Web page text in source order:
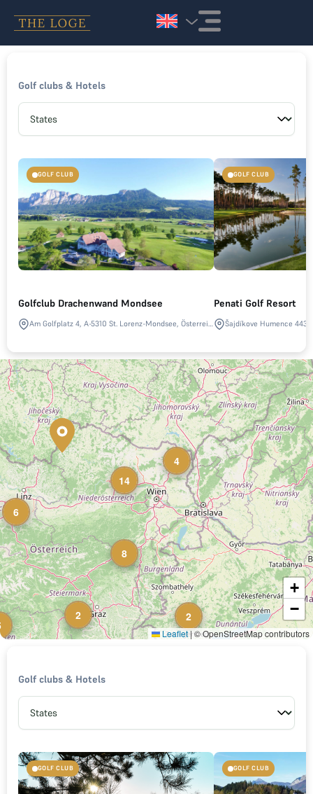
2
8
4
14
6
2
+
−
Leaflet|© OpenStreetMap contributors
Golf clubs & Hotels
GOLF CLUB
Golfclub Drachenwand Mondsee
Am Golfplatz 4, A-5310 St. Lorenz-Mondsee, Österreich
GOLF CLUB
Penati Golf Resort
Šajdíkove Humence
Golf clubs & Hotels
GOLF CLUB GOLF CLUB